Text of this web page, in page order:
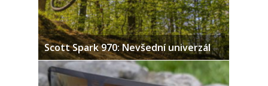
Scott Spark 970: Nevšední univerzál